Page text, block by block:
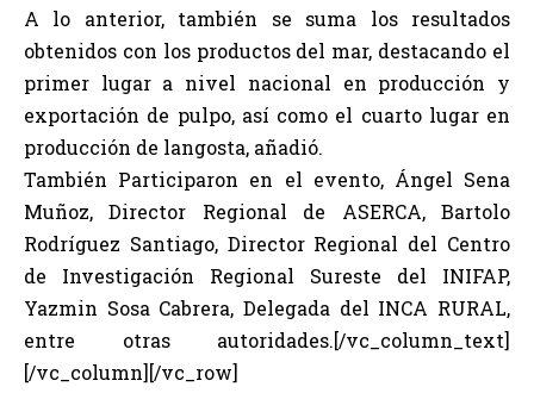
A lo anterior, también se suma los resultados
obtenidos con los productos del mar, destacando el
primer lugar a nivel nacional en producción y
exportación de pulpo, así como el cuarto lugar en
producción de langosta, añadió.
También Participaron en el evento, Ángel Sena
Muñoz, Director Regional de ASERCA, Bartolo
Rodríguez Santiago, Director Regional del Centro
de Investigación Regional Sureste del INIFAP,
Yazmin Sosa Cabrera, Delegada del INCA RURAL,
entre otras autoridades.[/vc_column_text]
[/vc_column][/vc_row]